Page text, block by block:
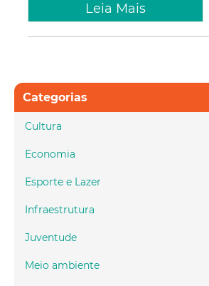
Leia Mais
Categorias
Cultura
Economia
Esporte e Lazer
Infraestrutura
Juventude
Meio ambiente